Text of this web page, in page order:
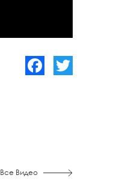
Все Видео